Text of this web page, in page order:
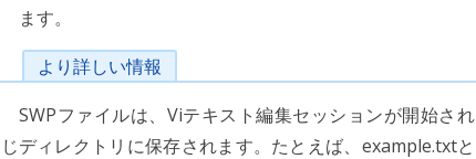
ます。
より詳しい情報
SWPファイルは、Viテキスト編集セッションが開始され
ディレクトリに保存されます。たとえば、example.txtと